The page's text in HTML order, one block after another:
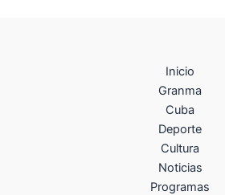
Inicio
Granma
Cuba
Deporte
Cultura
Noticias
Programas